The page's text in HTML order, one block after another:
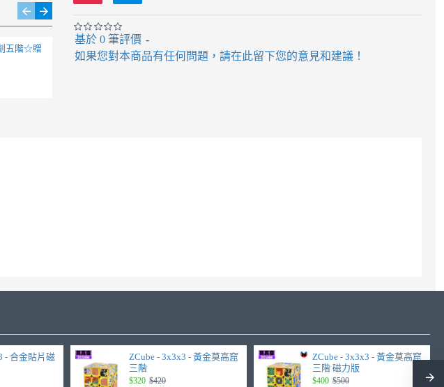
五階☆贈
聖手 - 5x5x5 - 風
$280 $430
魔域 - 5x5x5 - 博創GT五階
$460 $680
基於 0 筆評價 -
如果您對本商品有任何問題，請在此留下您的意見和建議！
- 合金貼片磁
ZCube - 3x3x3 - 黃金莫高窟
三階
$320 $420
ZCube - 3x3x3 - 黃金莫高窟
三階 磁力版
$400 $500